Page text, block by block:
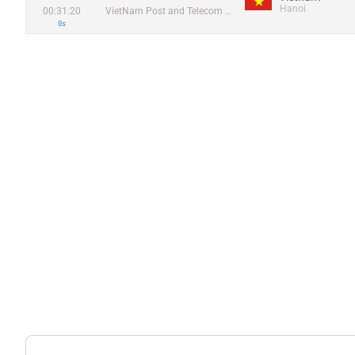
00:31:20
0s
VietNam Post and Telecom Corporation Hanoi